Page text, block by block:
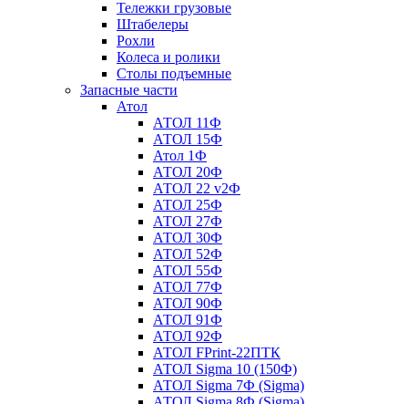
Тележки грузовые
Штабелеры
Рохли
Колеса и ролики
Столы подъемные
Запасные части
Атол
АТОЛ 11Ф
АТОЛ 15Ф
Атол 1Ф
АТОЛ 20Ф
АТОЛ 22 v2Ф
АТОЛ 25Ф
АТОЛ 27Ф
АТОЛ 30Ф
АТОЛ 52Ф
АТОЛ 55Ф
АТОЛ 77Ф
АТОЛ 90Ф
АТОЛ 91Ф
АТОЛ 92Ф
АТОЛ FPrint-22ПТК
АТОЛ Sigma 10 (150Ф)
АТОЛ Sigma 7Ф (Sigma)